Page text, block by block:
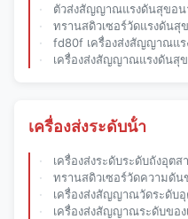
ตัวส่งสัญญาณแรงดันสุขอนามัยความแม่น
ทรานสดิวเซอร์วัดแรงดันสุขาภิบ
fd80f เครื่องส่งสัญญาณแรงดันสุขอนามัยอัจฉ
เครื่องส่งสัญญาณแรงดันสุขาภิบาลสแตนเลสสตีลชนิ
เครื่องส่งระดับน้ํา
เครื่องส่งระดับระดับถังอุต
ทรานสดิวเซอร์วัดความดันขนาดกะทัดรัด
เครื่องส่งสัญญาณวัดระดับอุตสาหก
เครื่องส่งสัญญาณระดับของเหลวแบบหน้าแป